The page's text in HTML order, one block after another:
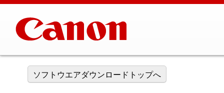
ソフトウエアダウンロードトップへ